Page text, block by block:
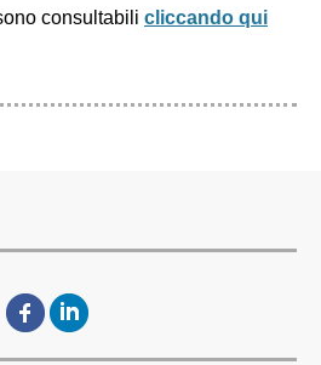
consultabili cliccando qui